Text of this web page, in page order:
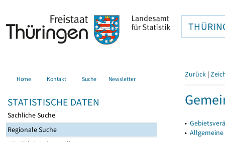
Home Kontakt Suche Newsletter
STATISTISCHE DATEN
Sachliche Suche
Regionale Suche
Zurück |
▸
▸